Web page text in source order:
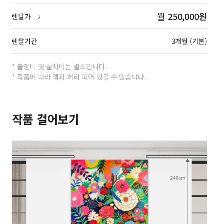
렌탈가 월 250,000원
렌탈기간 3개월 (기본)
* 출장비 및 설치비는 별도입니다.
* 작품에 따라 액자 처리 되어 있을 수 있습니다.
작품 걸어보기